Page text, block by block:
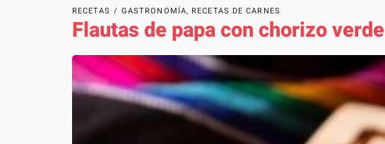
RECETAS / GASTRONOMÍA, RECETAS DE CARNES
Flautas de papa con chorizo verde